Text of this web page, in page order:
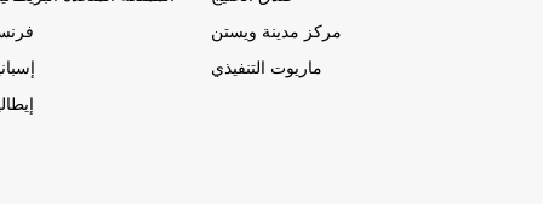
مركز مدينة ويستن
ماريوت التنفيذي